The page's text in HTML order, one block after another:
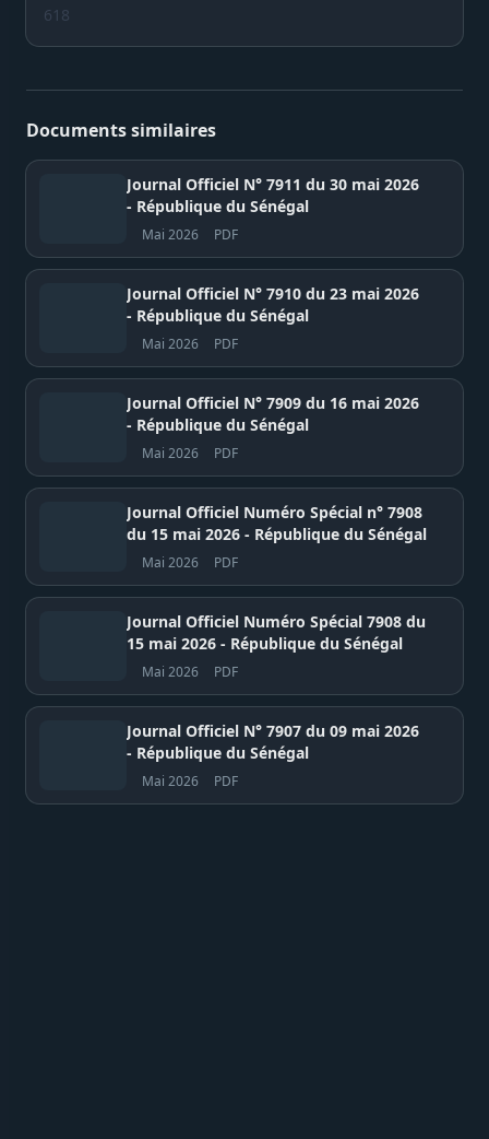
618
Documents similaires
Journal Officiel N° 7911 du 30 mai 2026
- République du Sénégal
Mai 2026 PDF
Journal Officiel N° 7910 du 23 mai 2026
- République du Sénégal
Mai 2026 PDF
Journal Officiel N° 7909 du 16 mai 2026
- République du Sénégal
Mai 2026 PDF
Journal Officiel Numéro Spécial n° 7908
du 15 mai 2026 - République du Sénégal
Mai 2026 PDF
Journal Officiel Numéro Spécial 7908 du
15 mai 2026 - République du Sénégal
Mai 2026 PDF
Journal Officiel N° 7907 du 09 mai 2026
- République du Sénégal
Mai 2026 PDF